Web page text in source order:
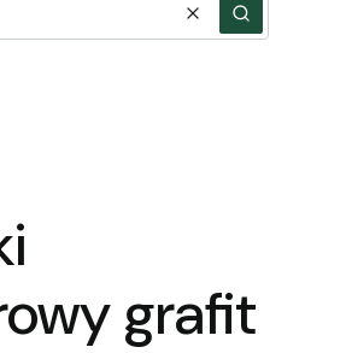
WyczyśćSzukaj
grafit